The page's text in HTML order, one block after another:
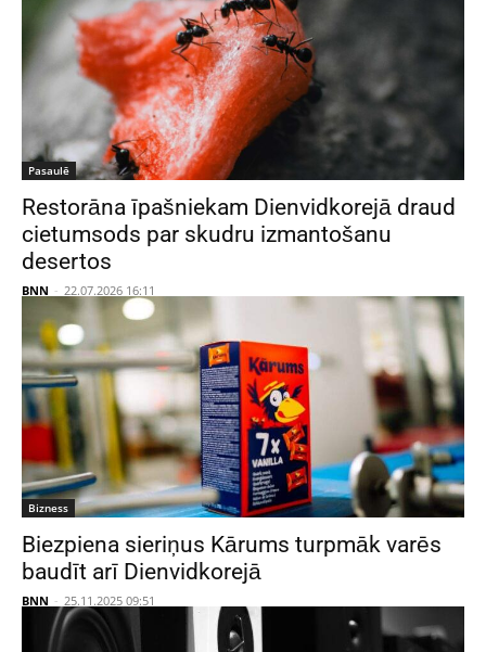
Pasaulē
Restorāna īpašniekam Dienvidkorejā draud
cietumsods par skudru izmantošanu
desertos
BNN - 22.07.2026 16:11
Bizness
Biezpiena sieriņus Kārums turpmāk varēs
baudīt arī Dienvidkorejā
BNN - 25.11.2025 09:51